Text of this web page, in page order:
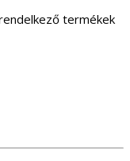
termékek